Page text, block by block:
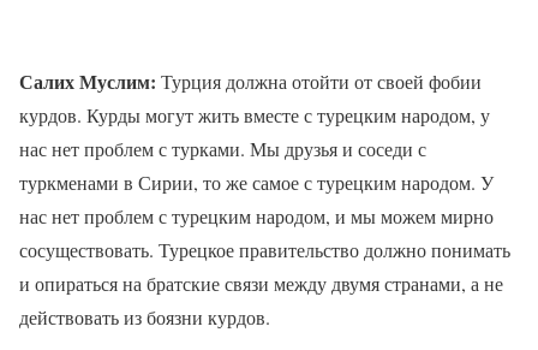
Салих Муслим: Турция должна отойти от своей фобии
курдов. Курды могут жить вместе с турецким народом, у
нас нет проблем с турками. Мы друзья и соседи с
туркменами в Сирии, то же самое с турецким народом. У
нас нет проблем с турецким народом, и мы можем мирно
сосуществовать. Турецкое правительство должно понимать
и опираться на братские связи между двумя странами, а не
действовать из боязни курдов.